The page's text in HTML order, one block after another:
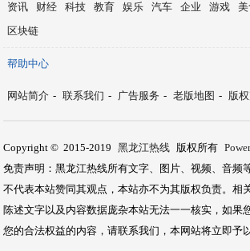
资讯 财经 科技 教育 娱乐 汽车 企业 游戏
区块链
帮助中心
网站简介 - 联系我们 - 广告服务 - 老版地图 - 版
Copyright © 2015-2019 黑龙江热线 版权所有
免责声明：黑龙江热线所有文字、图片、视频、音频
不代表本站赞同其观点，本站亦不为其版权负责。相
陈述文字以及内容数据庞杂本站无法一一核实，如果
您的合法权益的内容，请联系我们，本网站将立即予